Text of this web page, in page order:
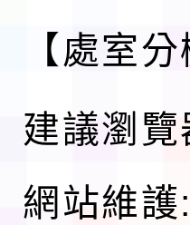
【處室分
建議瀏
網站維護